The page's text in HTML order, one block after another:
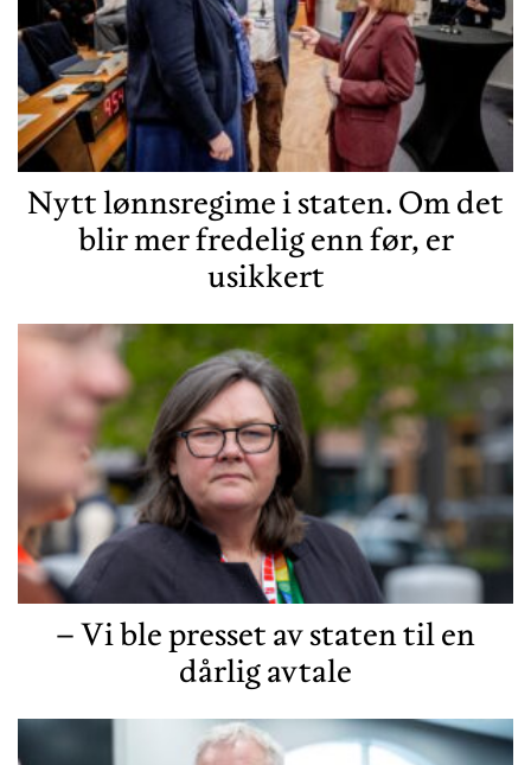
Nytt lønnsregime i staten. Om det
blir mer fredelig enn før, er
usikkert
– Vi ble presset av staten til en
dårlig avtale